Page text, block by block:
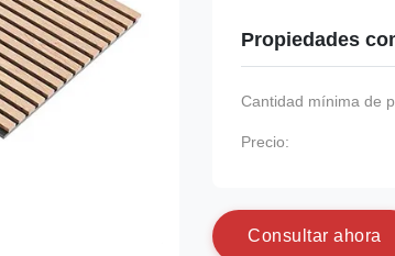
Propiedades
Cantidad mínima de
Precio:
Consu tar a hora